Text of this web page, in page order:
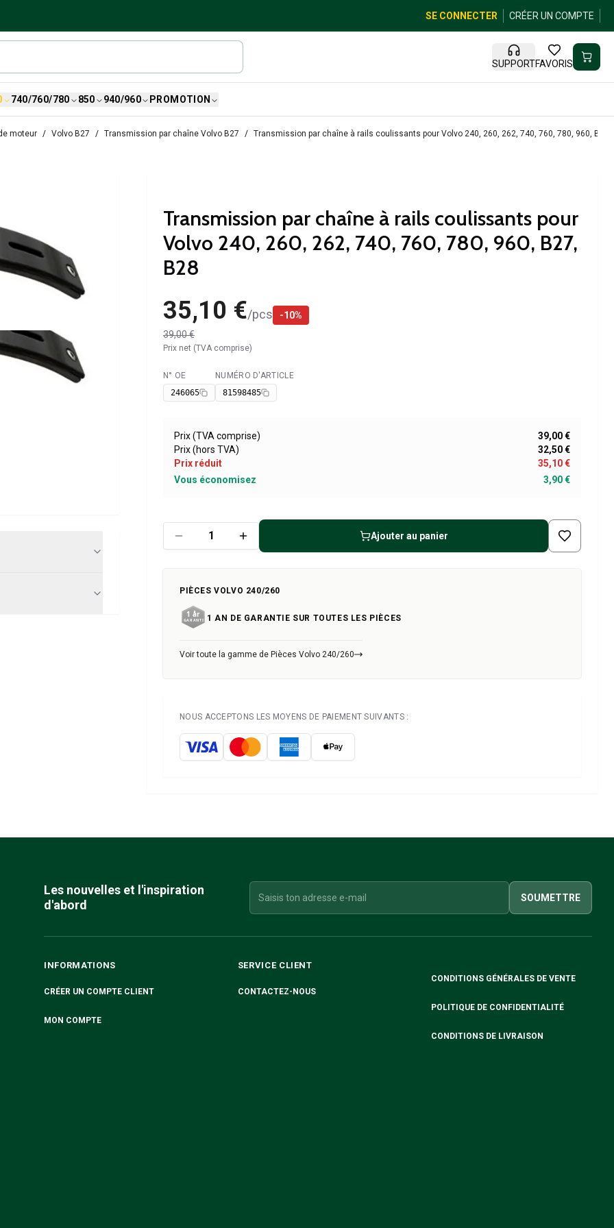
SE CONNECTER CRÉER UN COMPTE
SUPPORTFAVORIS
740/760/780 850 940/960 PROMOTION
moteur Volvo B27 Transmission par chaîne Volvo B27 Transmission par chaîne à rails coulissants pour Volvo 240, 260, 262, 740, 760, 780, 960, B27,
Transmission par chaîne à rails coulissants pour
Volvo 240, 260, 262, 740, 760, 780, 960, B27,
B28
35,10 €/pcs -10%
39,00 €
Prix net (TVA comprise)
Disponible
N° OE
246065
NUMÉRO D'ARTICLE
81598485
Prix (TVA comprise)
39,00 €
Prix (hors TVA)
32,50 €
Prix réduit
35,10 €
Vous économisez
3,90 €
Ajouter au panier
PIÈCES VOLVO 240/260
1 AN DE GARANTIE SUR TOUTES LES PIÈCES
Voir toute la gamme de Pièces Volvo 240/260
NOUS ACCEPTONS LES MOYENS DE PAIEMENT SUIVANTS :
Les nouvelles et l'inspiration
d'abord
SOUMETTRE
INFORMATIONS
CRÉER UN COMPTE CLIENT
MON COMPTE
SERVICE CLIENT
CONTACTEZ-NOUS
CONDITIONS GÉNÉRALES DE VENTE
POLITIQUE DE CONFIDENTIALITÉ
CONDITIONS DE LIVRAISON